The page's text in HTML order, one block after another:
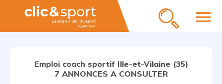
menu
Emploi coach sportif Ille-et-Vilaine (35)
7 ANNONCES A CONSULTER